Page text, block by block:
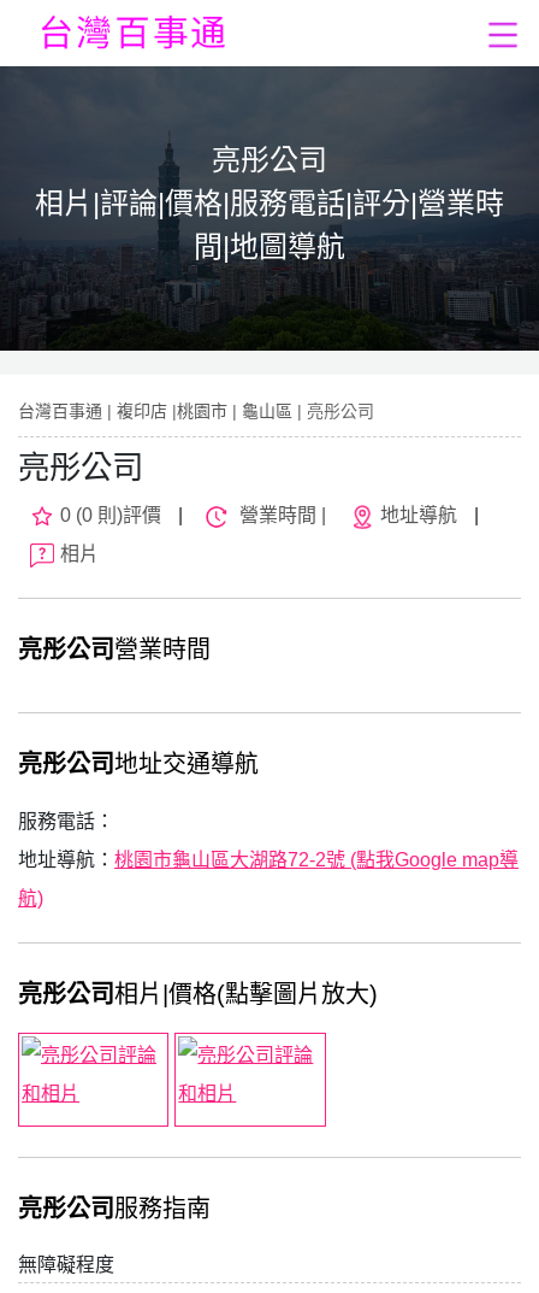
亮彤公司
相片|評論|價格|服務電話|評分|營業時
間|地圖導航
台灣百事通 | 複印店 |桃園市 | 龜山區 | 亮彤公司
亮彤公司
0 (0 則)評價 營業時間 | 地址導航
相片
亮彤公司 營業時間
亮彤公司 地址交通導航
服務電話：
地址導航： 桃園市龜山區大湖路72-2號 (點我Google map導
航)
亮彤公司 相片|價格(點擊圖片放大)
亮彤公司 服務指南
無障礙程度